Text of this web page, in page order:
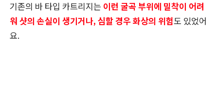
기존의 바 타입 카트리지는 이런 굴곡 부위에 밀착이 어려
워 샷의 손실이 생기거나, 심할 경우 화상의 위험도 있었어
요.